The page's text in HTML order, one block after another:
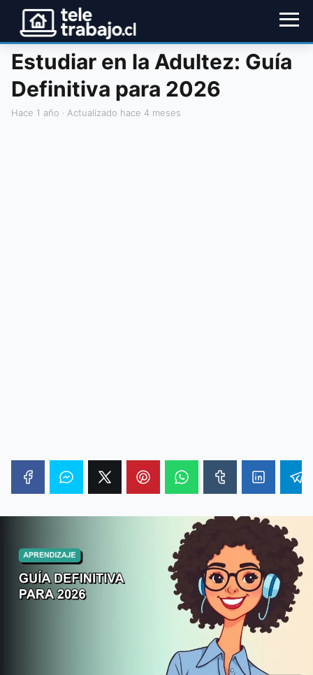
Estudiar en la Adultez: Guía
Definitiva para 2026
hace 1 año · Actualizado hace 4 meses